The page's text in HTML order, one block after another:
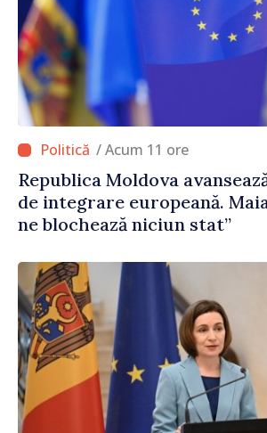
/ Acum 11 ore
Republica Moldova
de integrare europeană.
ne blochează niciun stat”